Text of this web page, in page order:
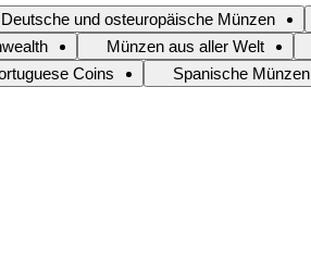
Deutsche und osteuropäische Münzen
Münzen aus aller Welt
Coins Spanische Münzen